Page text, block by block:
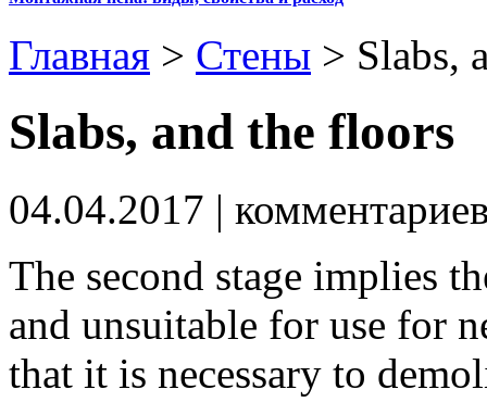
Главная > Стены > Slabs,
Slabs, and the floors
04.04.2017 |
The second stage implies
and unsuitable for use for
that it is necessary to